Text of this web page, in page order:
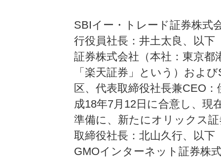
SBIイー・トレード証券株式
行役員社長：井土太良、以
証券株式会社（本社：東京都
「楽天証券」という）およ
区、代表取締役社長兼CEO
成18年7月12日に合意し、現
準備に、新たにオリックス
取締役社長：北山久行、以
GMOインターネット証券株